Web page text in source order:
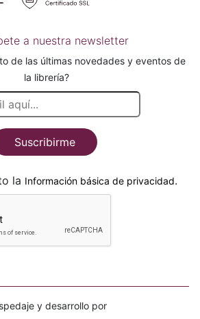
a nuestra newsletter
de las últimas novedades y eventos de
la librería?
Suscribirme
He leido y acepto la Información básica de privacidad.
y desarrollo por